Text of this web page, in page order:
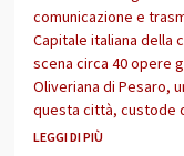
comunicazione e
Capitale italiana della
scena circa 40 opere
Oliveriana di Pesaro,
questa città, custode
LEGGI DI PIÙ